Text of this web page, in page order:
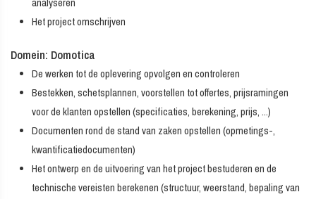
analyseren
Het project omschrijven
Domein: Domotica
De werken tot de oplevering opvolgen en controleren
Bestekken, schetsplannen, voorstellen tot offertes, prijsramingen
voor de klanten opstellen (specificaties, berekening, prijs, ...)
Documenten rond de stand van zaken opstellen (opmetings-,
kwantificatiedocumenten)
Het ontwerp en de uitvoering van het project bestuderen en de
technische vereisten berekenen (structuur, weerstand, bepaling van